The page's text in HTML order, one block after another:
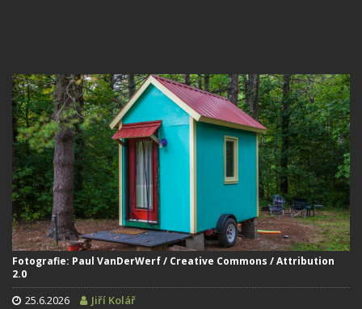
Fotografie: Paul VanDerWerf / Creative Commons / Attribution
2.0
25.6.2026 Jiří Kolář